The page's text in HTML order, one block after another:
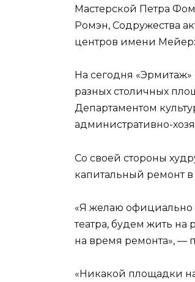
Мастерской Петра
Ромэн, Содружества
центров имени
На сегодня
разных столичных
Департаментом
административно-
Со своей стороны
капитальный ремонт
«Я желаю официально
театра, будем жить на
на время ремонта», —
«Никакой площадки